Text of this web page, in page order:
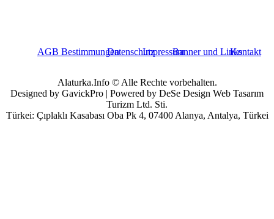
AGB BestimmungenDatenschutzImpressumBanner und LinksKontakt
Alaturka.Info © Alle Rechte vorbehalten.
Designed by GavickPro | Powered by DeSe Design Web Tasarım
Turizm Ltd. Sti.
Türkei: Çıplaklı Kasabası Oba Pk 4, 07400 Alanya, Antalya, Türkei